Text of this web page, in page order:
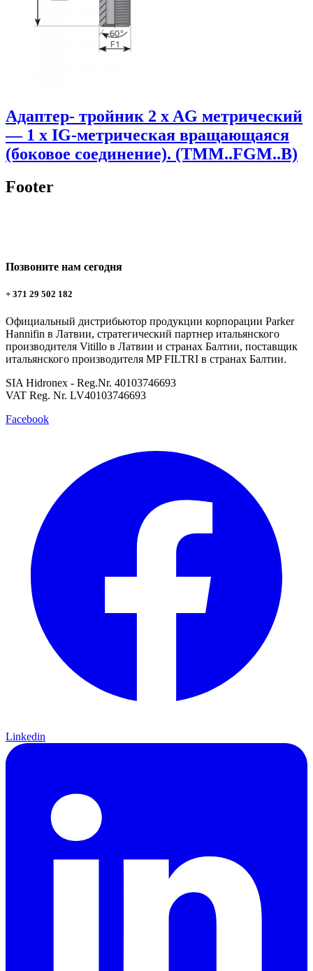
Адаптер- тройник 2 x AG метрический
— 1 x IG-метрическая вращающаяся
(боковое соединение). (TMM..FGM..B)
Footer
Позвоните нам сегодня
+ 371 29 502 182
Официальный дистрибьютор продукции корпорации Parker
Hannifin в Латвии, стратегический партнер итальянского
производителя Vitillo в Латвии и странах Балтии, поставщик
итальянского производителя MP FILTRI в странах Балтии.
SIA Hidronex - Reg.Nr. 40103746693
VAT Reg. Nr. LV40103746693
Facebook
Linkedin